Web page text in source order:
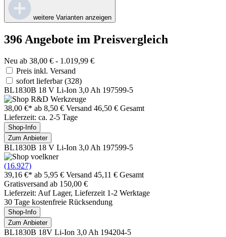
weitere Varianten anzeigen
396 Angebote im Preisvergleich
Neu ab 38,00 € - 1.019,99 €
Preis inkl. Versand
sofort lieferbar(328)
BL1830B 18 V Li-Ion 3,0 Ah 197599-5
38,00 €* ab 8,50 € Versand 46,50 € Gesamt
Lieferzeit: ca. 2-5 Tage
Shop-Info
Zum Anbieter
BL1830B 18 V Li-Ion 3,0 Ah 197599-5
(16.927)
39,16 €* ab 5,95 € Versand 45,11 € Gesamt
Gratisversand ab 150,00 €
Lieferzeit: Auf Lager, Lieferzeit 1-2 Werktage
30 Tage kostenfreie Rücksendung
Shop-Info
Zum Anbieter
BL1830B 18V Li-Ion 3,0 Ah 194204-5